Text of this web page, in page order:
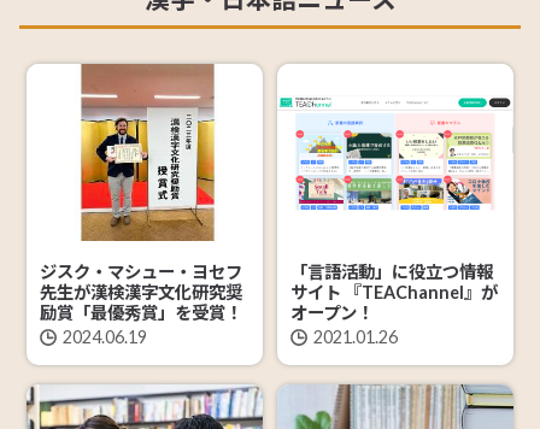
ジスク・マシュー・ヨセフ
先生が漢検漢字文化研究奨
励賞「最優秀賞」を受賞！
2024.06.19
「言語活動」に役立つ情報
サイト 『TEAChannel』が
オープン！
2021.01.26